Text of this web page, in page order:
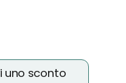
uno sconto